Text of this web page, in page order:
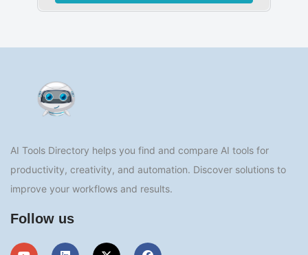
AI Tools Directory helps you find and compare AI tools for
productivity, creativity, and automation. Discover solutions to
improve your workflows and results.
Follow us